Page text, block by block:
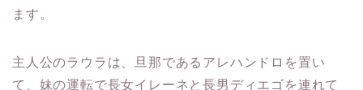
ます。
主人公のラウラは、旦那であるアレハンドロを置い
て、妹の運転で長女イレーネと長男ディエゴを連れて